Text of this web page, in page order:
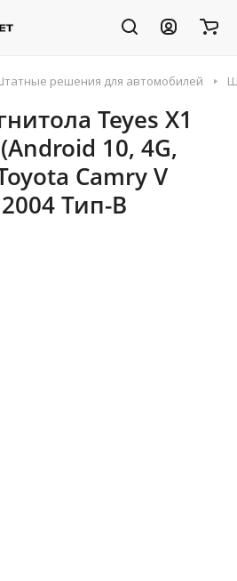
решения для автомобилей
Teyes X1
10, 4G,
Camry V
Тип-B